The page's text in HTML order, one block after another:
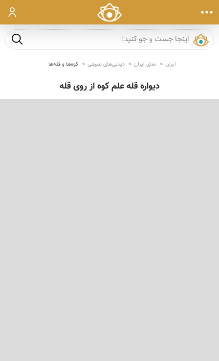
ورود
جست و
ایران نمای ایران دیدنی‌های طبیعی کوه‌ها و قله‌ها
دیواره قله علم كوه از روى قله